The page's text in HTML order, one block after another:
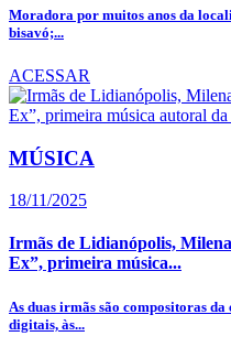
Moradora por muitos anos da
bisavó;...
ACESSAR
MÚSICA
18/11/2025
Irmãs de Lidianópolis,
Ex”, primeira música...
As duas irmãs são compositoras
digitais, às...